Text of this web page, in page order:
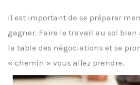
Il est important de se préparer
gagner. Faire le travail au sol bien
la table des négociations et se
« chemin » vous allez prendre.